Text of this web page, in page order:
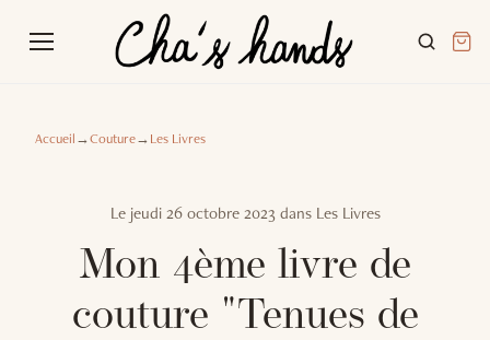
Accueil→Couture→Les Livres
Le jeudi 26 octobre 2023dans Les Livres
Mon 4ème livre de
couture "Tenues de